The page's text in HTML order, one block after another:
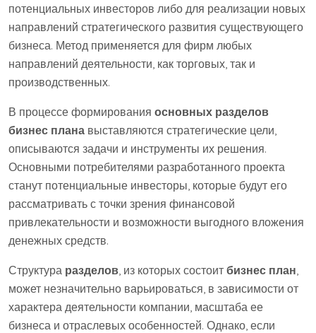
потенциальных инвесторов либо для реализации новых
направлений стратегического развития существующего
бизнеса. Метод применяется для фирм любых
направлений деятельности, как торговых, так и
производственных.
В процессе формирования основных разделов
бизнес плана выставляются стратегические цели,
описываются задачи и инструменты их решения.
Основными потребителями разработанного проекта
станут потенциальные инвесторы, которые будут его
рассматривать с точки зрения финансовой
привлекательности и возможности выгодного вложения
денежных средств.
Структура разделов , из которых состоит бизнес план
может незначительно варьироваться, в зависимости от
характера деятельности компании, масштаба ее
бизнеса и отраслевых особенностей. Однако, если